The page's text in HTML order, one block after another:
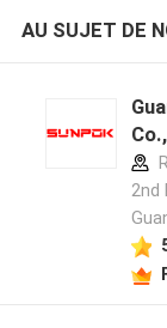
AU SUJET DE
2nd